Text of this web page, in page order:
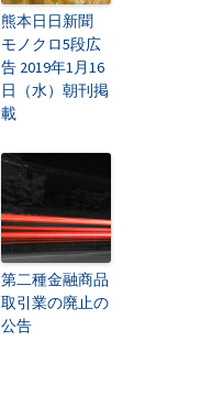
熊本日日新聞
モノクロ5段広
告 2019年1月16
日（水）朝刊掲
載
第二種金融商品
取引業の廃止の
公告